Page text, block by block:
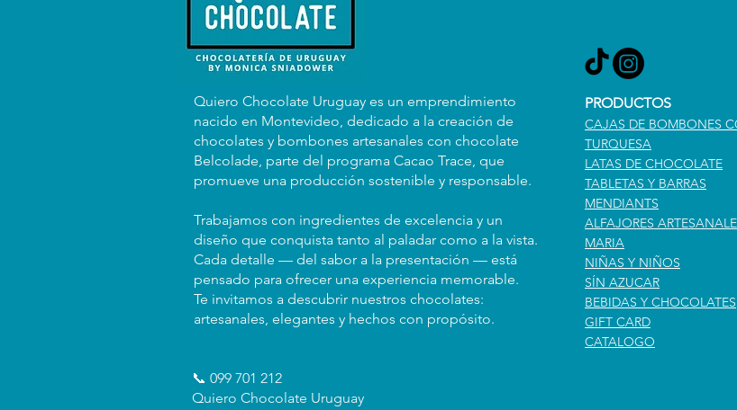
Quiero Chocolate Uruguay es un emprendimiento
nacido en Montevideo, dedicado a la creación de
chocolates y bombones artesanales con chocolate
Belcolade, parte del programa Cacao Trace, que
promueve una producción sostenible y responsable.
Trabajamos con ingredientes de excelencia y un
diseño que conquista tanto al paladar como a la vista.
Cada detalle — del sabor a la presentación — está
pensado para ofrecer una experiencia memorable.
Te invitamos a descubrir nuestros chocolates:
artesanales, elegantes y hechos con propósito.
PRODUCTOS
CAJAS DE BOMBONES
TURQUESA
LATAS DE CHOCOLATE
TABLETAS Y BARRAS
MENDIANTS
ALFAJORES
MARIA
NIÑAS Y NIÑOS
SÍN AZUCAR
BEBIDAS Y CHOCOLATES
GIFT CARD
CATALOGO
📞 099 701 212
Quiero Chocolate Uruguay